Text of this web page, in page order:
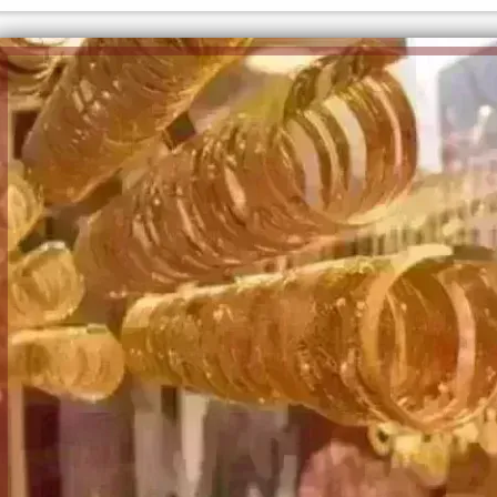
الكاتبة إلهام شرشر تهنئ الرئيس
السيسي بعيد ميلاده وتُشيد بجهوده
في بناء الدولة
رسالتى لآخر الزمان «محطة الضبعة
النووية»... من الحلم إلى التنفيذ